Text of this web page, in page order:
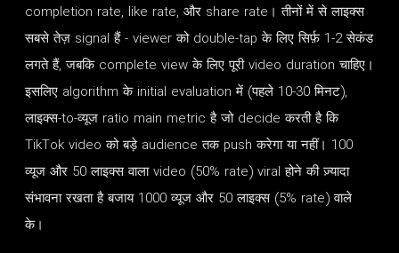
completion rate, like rate, और share rate। तीनों में से लाइक्स
सबसे तेज़ signal हैं - viewer को double-tap के लिए सिर्फ़ 1-2 सेकंड
लगते हैं, जबकि complete view के लिए पूरी video duration चाहिए।
इसलिए algorithm के initial evaluation में (पहले 10-30 मिनट),
लाइक्स-to-व्यूज ratio main metric है जो decide करती है कि
TikTok video को बड़े audience तक push करेगा या नहीं। 100
व्यूज और 50 लाइक्स वाला video (50% rate) viral होने की ज़्यादा
संभावना रखता है बजाय 1000 व्यूज और 50 लाइक्स (5% rate) वाले
के।